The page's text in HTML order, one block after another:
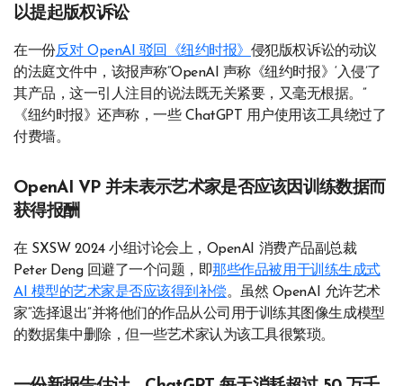
以提起版权诉讼
在一份反对 OpenAI 驳回《纽约时报》 侵犯版权诉讼的动议
的法庭文件中，该报声称“OpenAI 声称《纽约时报》‘入侵’了
其产品，这一引人注目的说法既无关紧要，又毫无根据。”
《纽约时报》还声称，一些 ChatGPT 用户使用该工具绕过了
付费墙。
OpenAI VP 并未表示艺术家是否应该因训练数据而
获得报酬
在 SXSW 2024 小组讨论会上，OpenAI 消费产品副总裁
Peter Deng 回避了一个问题，即那些作品被用于训练生成式
AI 模型的艺术家是否应该得到补偿。虽然 OpenAI 允许艺术
家“选择退出”并将他们的作品从公司用于训练其图像生成模型
的数据集中删除，但一些艺术家认为该工具很繁琐。